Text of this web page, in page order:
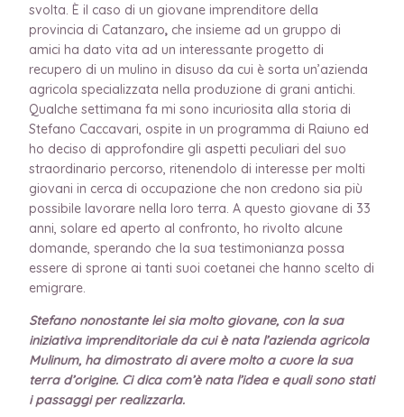
svolta. È il caso di un giovane imprenditore della
provincia di Catanzaro, che insieme ad un gruppo di
amici ha dato vita ad un interessante progetto di
recupero di un mulino in disuso da cui è sorta un’azienda
agricola specializzata nella produzione di grani antichi.
Qualche settimana fa mi sono incuriosita alla storia di
Stefano Caccavari, ospite in un programma di Raiuno ed
ho deciso di approfondire gli aspetti peculiari del suo
straordinario percorso, ritenendolo di interesse per molti
giovani in cerca di occupazione che non credono sia più
possibile lavorare nella loro terra. A questo giovane di 33
anni, solare ed aperto al confronto, ho rivolto alcune
domande, sperando che la sua testimonianza possa
essere di sprone ai tanti suoi coetanei che hanno scelto di
emigrare.
Stefano nonostante lei sia molto giovane, con la sua
iniziativa imprenditoriale da cui è nata l’azienda agricola
Mulinum, ha dimostrato di avere molto a cuore la sua
terra d’origine. Ci dica com’è nata l’idea e quali sono stati
i passaggi per realizzarla.